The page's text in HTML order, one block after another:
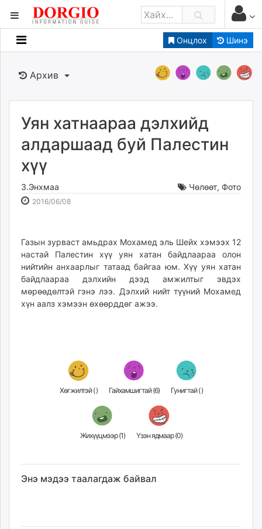
Онцлох Шинэ
Мэдээллийн
Банк санхүү
Бизнес ААН
Төрийн
dorgio.mn
Gogo.mn
caak.mn
Baabar.mn
tovch.mn
ikon.mn
mnb.mn
Livetv.mn
urlag.mn
unen.mn
Архив
Уян хатнаараа дэлхийд
алдаршаад буй Палестин
хүү
З.Энхмаа Чөлөөт, Фото
2016/06/082016-
15:02:35
2026-
04:02:07
Газын зурваст амьдрах Мохамед эль Шейх хэмээх 12
настай Палестин хүү уян хатан байдлаараа олон
нийтийн анхаарлыг татаад байгаа юм. Хүү уян хатан
байдлаараа дэлхийн дээд амжилтыг эвдэх
мөрөөдөлтэй гэнэ лээ. Дэлхий нийт түүний Мохамед
хүн аалз хэмээн өхөөрддөг ажээ.
Хөгжилтэй () Гайхамшигтай (6) Гунигтай ()
Жихүүцмээр (1) Үзэн ядмаар (0)
Энэ мэдээ таалагдаж байвал